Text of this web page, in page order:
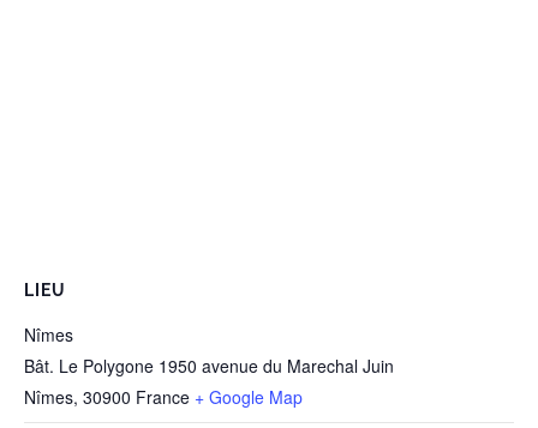
LIEU
Nîmes
Bât. Le Polygone 1950 avenue du Marechal Juin
Nîmes, 30900 France + Google Map